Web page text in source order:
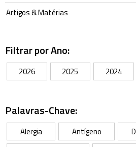
Artigos & Matérias
Filtrar por Ano:
2026 2025 2024
Palavras-Chave:
Alergia Antígeno